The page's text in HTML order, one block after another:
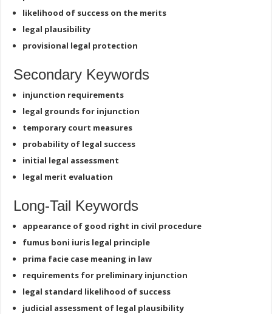
likelihood of success on the merits
legal plausibility
provisional legal protection
Secondary Keywords
injunction requirements
legal grounds for injunction
temporary court measures
probability of legal success
initial legal assessment
legal merit evaluation
Long-Tail Keywords
appearance of good right in civil procedure
fumus boni iuris legal principle
prima facie case meaning in law
requirements for preliminary injunction
legal standard likelihood of success
judicial assessment of legal plausibility